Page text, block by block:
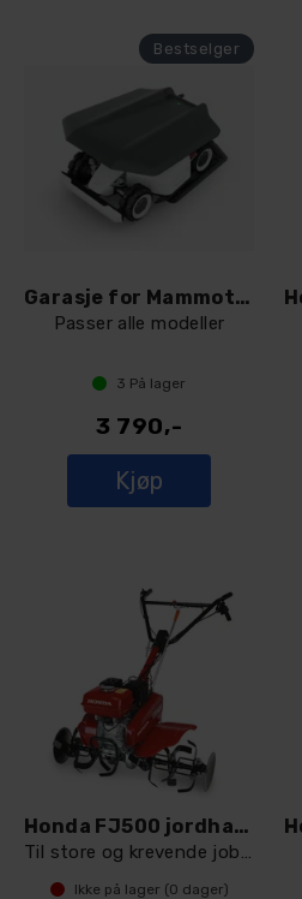
Garasje for Mammotion robotklippere
Passer alle modeller
3 På lager
3 790,-
Kjøp
Honda FJ500 jordhakke
Til store og krevende jobber
Ikke på lager (0 dager)